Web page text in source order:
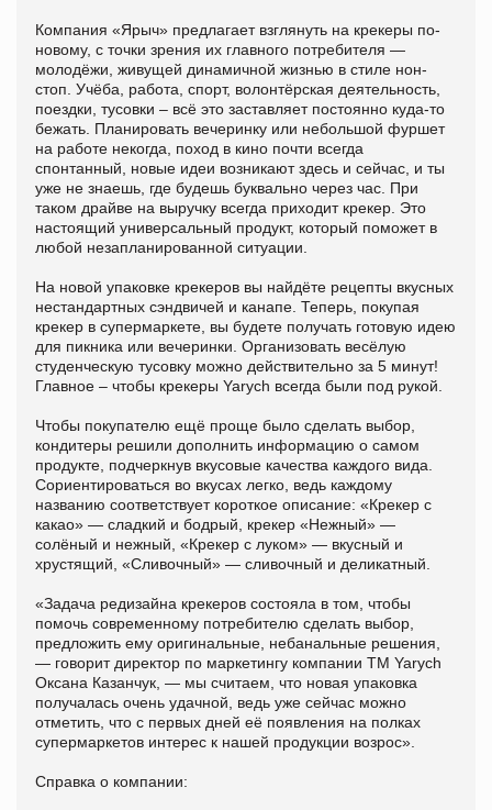
Компания «Ярыч» предлагает взглянуть на крекеры по-
новому, с точки зрения их главного потребителя —
молодёжи, живущей динамичной жизнью в стиле нон-
стоп. Учёба, работа, спорт, волонтёрская деятельность,
поездки, тусовки – всё это заставляет постоянно куда-то
бежать. Планировать вечеринку или небольшой фуршет
на работе некогда, поход в кино почти всегда
спонтанный, новые идеи возникают здесь и сейчас, и ты
уже не знаешь, где будешь буквально через час. При
таком драйве на выручку всегда приходит крекер. Это
настоящий универсальный продукт, который поможет в
любой незапланированной ситуации.
На новой упаковке крекеров вы найдёте рецепты вкусных
нестандартных сэндвичей и канапе. Теперь, покупая
крекер в супермаркете, вы будете получать готовую идею
для пикника или вечеринки. Организовать весёлую
студенческую тусовку можно действительно за 5 минут!
Главное – чтобы крекеры Yarych всегда были под рукой.
Чтобы покупателю ещё проще было сделать выбор,
кондитеры решили дополнить информацию о самом
продукте, подчеркнув вкусовые качества каждого вида.
Сориентироваться во вкусах легко, ведь каждому
названию соответствует короткое описание: «Крекер с
какао» — сладкий и бодрый, крекер «Нежный» —
солёный и нежный, «Крекер с луком» — вкусный и
хрустящий, «Сливочный» — сливочный и деликатный.
«Задача редизайна крекеров состояла в том, чтобы
помочь современному потребителю сделать выбор,
предложить ему оригинальные, небанальные решения,
— говорит директор по маркетингу компании ТМ Yarych
Оксана Казанчук, — мы считаем, что новая упаковка
получалась очень удачной, ведь уже сейчас можно
отметить, что с первых дней её появления на полках
супермаркетов интерес к нашей продукции возрос».
Справка о компании: